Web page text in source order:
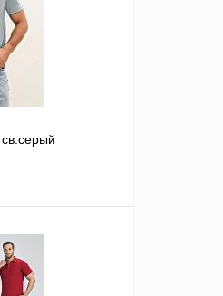
В корзину